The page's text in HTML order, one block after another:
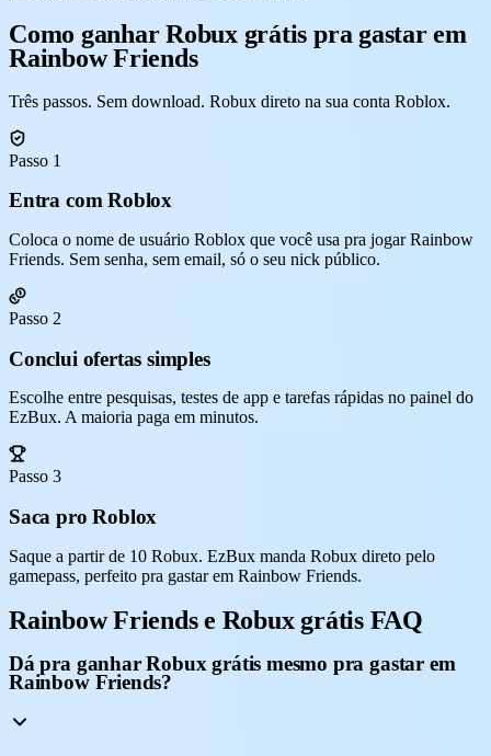
Como ganhar Robux grátis pra gastar em
Rainbow Friends
Três passos. Sem download. Robux direto na sua conta Roblox.
Passo 1
Entra com Roblox
Coloca o nome de usuário Roblox que você usa pra jogar Rainbow
Friends. Sem senha, sem email, só o seu nick público.
Passo 2
Conclui ofertas simples
Escolhe entre pesquisas, testes de app e tarefas rápidas no painel do
EzBux. A maioria paga em minutos.
Passo 3
Saca pro Roblox
Saque a partir de 10 Robux. EzBux manda Robux direto pelo
gamepass, perfeito pra gastar em Rainbow Friends.
Rainbow Friends e Robux grátis FAQ
Dá pra ganhar Robux grátis mesmo pra gastar em
Rainbow Friends?